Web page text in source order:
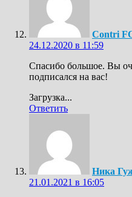
Contri
24.12.2020 в 11:59
Спасибо большое. Вы
подписался на вас!
Загрузка...
Ответить
Ника
21.01.2021 в 16:05